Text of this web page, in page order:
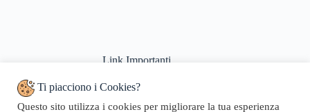
Link Importanti
Politiche di Reso
Ti piacciono i Cookies?
Questo sito utilizza i cookies per migliorare la tua esperienza